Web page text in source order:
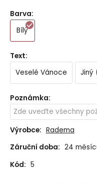
Barva:
Bílý
Text:
Veselé Vánoce
Jiný
Poznámka:
Výrobce: Radema
Záruční doba: 24
Kód: 5